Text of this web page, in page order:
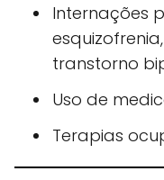
Internações
transtorno
Uso de
Terapias